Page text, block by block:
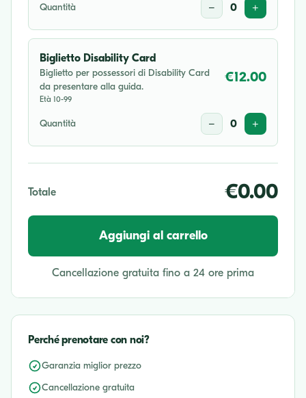
sab 12 set 2026
20:30
ven 18 set 2026
20:30
Quantità − 0 +
Biglietto Disability Card
Biglietto per possessori di Disability Card
da presentare alla guida.
Età 10-99
€12.00
Quantità − 0 +
Totale €0.00
Aggiungi al carrello
Cancellazione gratuita fino a 24 ore prima
Perché prenotare con noi?
Garanzia miglior prezzo
Cancellazione gratuita